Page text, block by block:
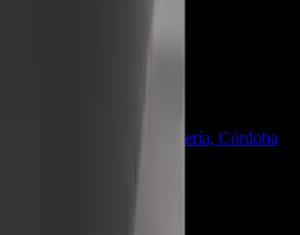
Aguachica, Cesar
Portal de Almeria Montería, Córdoba